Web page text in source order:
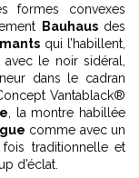
formes convexes
Bauhausdes
qui l’habillent,
le noir sidéral,
dans le cadran
Vantablack®
, la montre habillée
comme avec un
traditionnelle et
d’éclat.